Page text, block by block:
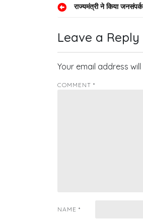
Post
navigation
राज्यमंत्री ने किया
Leave a Reply
Your email address
COMMENT *
NAME *